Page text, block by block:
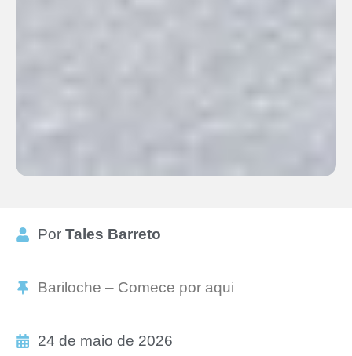
Por Tales Barreto
Bariloche – Comece por aqui
24 de maio de 2026